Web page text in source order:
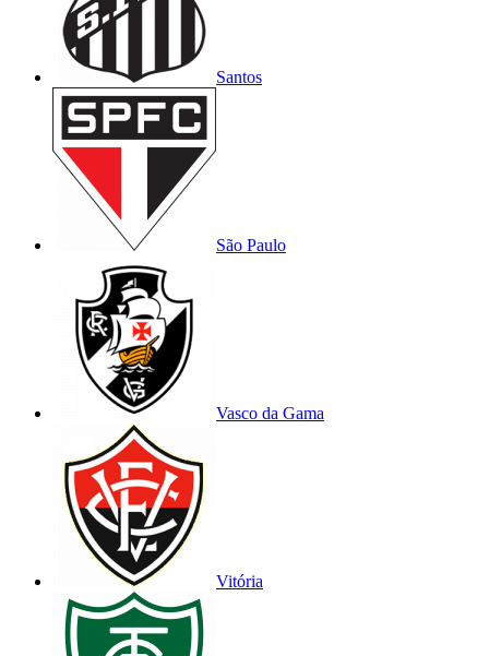
Santos
São Paulo
Vasco da Gama
Vitória